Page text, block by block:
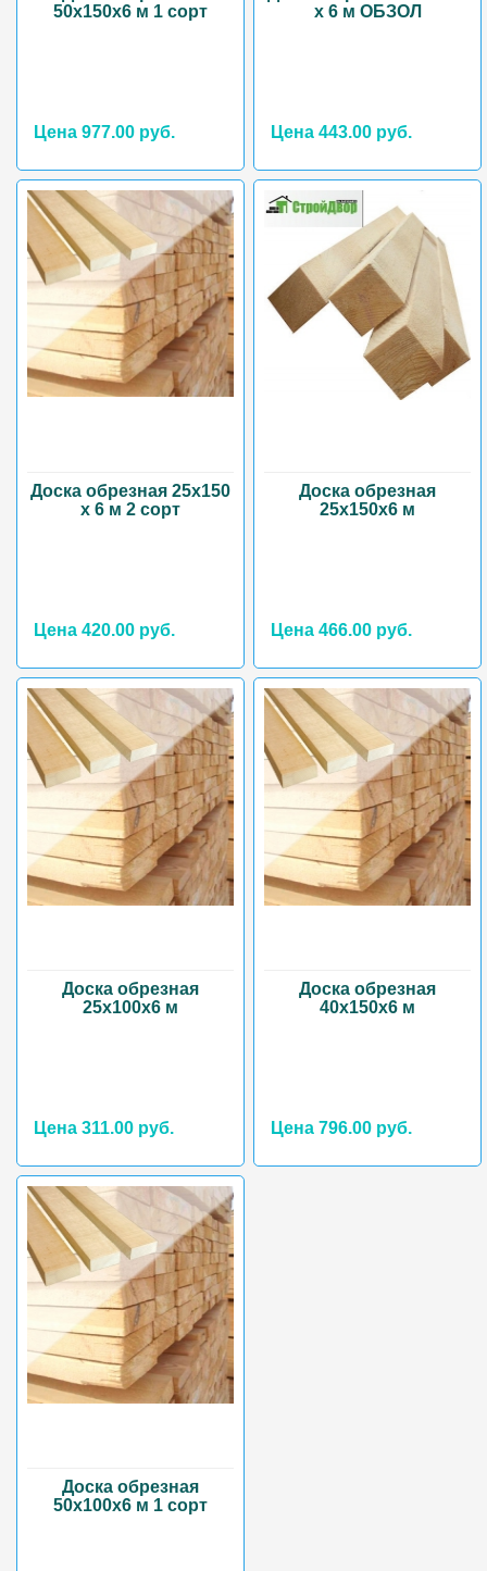
50х150х6 м 1 сорт
Цена 977.00 руб.
х 6 м ОБЗОЛ
Цена 443.00 руб.
Доска обрезная 25х150
х 6 м 2 сорт
Цена 420.00 руб.
Доска обрезная
25х150х6 м
Цена 466.00 руб.
Доска обрезная
25х100х6 м
Цена 311.00 руб.
Доска обрезная
40х150х6 м
Цена 796.00 руб.
Доска обрезная
50х100х6 м 1 сорт